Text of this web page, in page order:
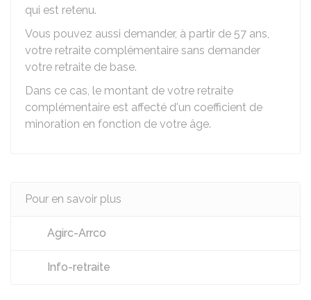
qui est retenu.
Vous pouvez aussi demander, à partir de 57 ans,
votre retraite complémentaire sans demander
votre retraite de base.
Dans ce cas, le montant de votre retraite
complémentaire est affecté d'un coefficient de
minoration en fonction de votre âge.
Pour en savoir plus
Agirc-Arrco
Info-retraite